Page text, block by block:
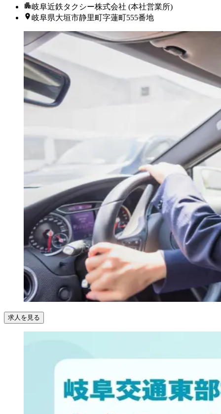
岐阜近鉄タクシー株式会社 (本社営業所)
岐阜県大垣市静里町字蓮町555番地
求人を見る